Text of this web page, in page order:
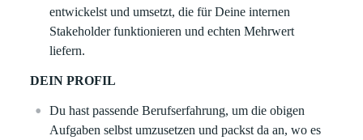
entwickelst und umsetzt, die für Deine internen
Stakeholder funktionieren und echten Mehrwert
liefern.
DEIN PROFIL
Du hast passende Berufserfahrung, um die obigen
Aufgaben selbst umzusetzen und packst da an, wo es